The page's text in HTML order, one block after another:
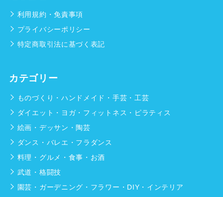
利用規約・免責事項
プライバシーポリシー
特定商取引法に基づく表記
カテゴリー
ものづくり・ハンドメイド・手芸・工芸
ダイエット・ヨガ・フィットネス・ピラティス
絵画・デッサン・陶芸
ダンス・バレエ・フラダンス
料理・グルメ・食事・お酒
武道・格闘技
園芸・ガーデニング・フラワー・DIY・インテリア